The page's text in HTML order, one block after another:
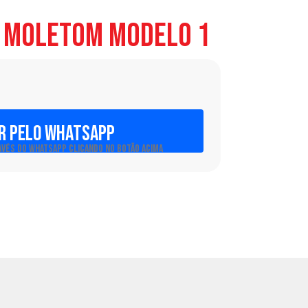
Modelo 1
PELO WHATSAPP
DO WHATSAPP CLICANDO NO BOTÃO ACIMA